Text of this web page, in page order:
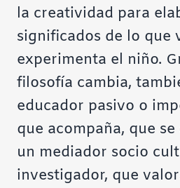
la creatividad para
significados de lo que
experimenta el niño.
filosofía cambia,
educador pasivo o
que acompaña, que
un mediador socio
investigador, que